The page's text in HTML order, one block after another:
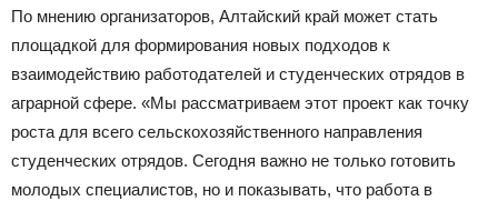
По мнению организаторов, Алтайский край может стать
площадкой для формирования новых подходов к
взаимодействию работодателей и студенческих отрядов в
аграрной сфере. «Мы рассматриваем этот проект как точку
роста для всего сельскохозяйственного направления
студенческих отрядов. Сегодня важно не только готовить
молодых специалистов, но и показывать, что работа в